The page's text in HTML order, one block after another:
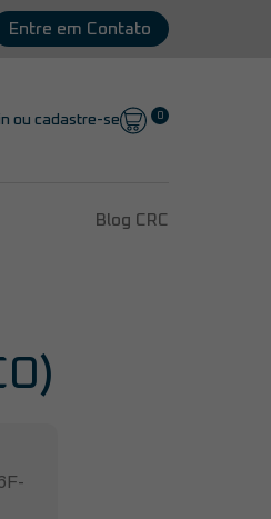
Entre em Contato
ou cadastre-se 0
Blog CRC